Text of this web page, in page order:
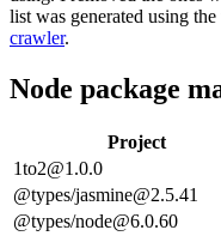
list was generated using the
crawler.
Node package
Project
1to2@1.0.0
@types/jasmine@2.5.41
@types/node@6.0.60